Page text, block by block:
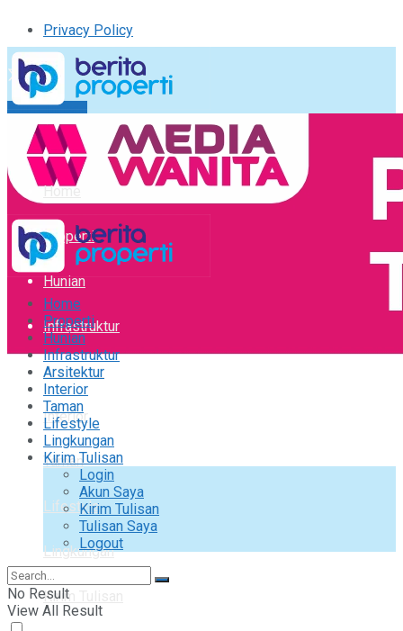
Privacy Policy
Kirim Tulisan
Tulisan Saya
Logout
Home
Properti
Hunian
Infrastruktur
Arsitektur
Interior
Taman
Lifestyle
Lingkungan
Kirim Tulisan
Home
Properti
Hunian
Infrastruktur
Arsitektur
Interior
Taman
Lifestyle
Lingkungan
Kirim Tulisan
Login
Akun Saya
Kirim Tulisan
Tulisan Saya
Logout
No Result
View All Result